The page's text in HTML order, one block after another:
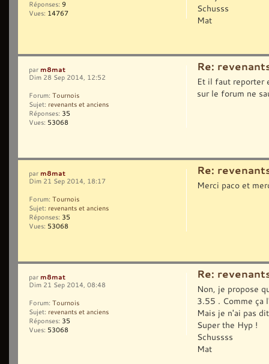
Schusss
Mat
Réponses: 9
Vues: 14767
Re:
Et il faut reporter
sur le forum ne
par m8mat
Dim 28 Sep 2014, 12:52
Forum: Tournois
Sujet: revenants et anciens
Réponses: 35
Vues: 53068
Re:
Merci paco et
par m8mat
Dim 21 Sep 2014, 18:17
Forum: Tournois
Sujet: revenants et anciens
Réponses: 35
Vues: 53068
Re:
Non, je propose
3.55 . Comme ça
Mais je n'ai pas
Super the Hyp !
Schussss
Mat
par m8mat
Dim 21 Sep 2014, 08:48
Forum: Tournois
Sujet: revenants et anciens
Réponses: 35
Vues: 53068